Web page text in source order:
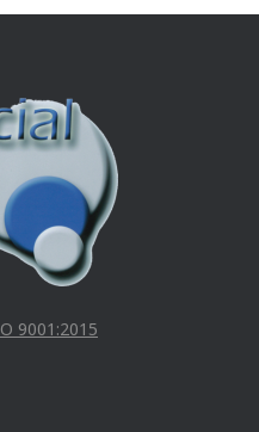
9001:2015